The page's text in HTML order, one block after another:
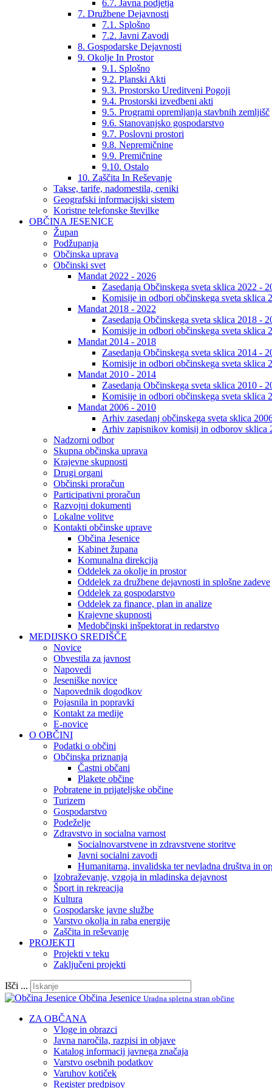
6.7. Javna podjetja
7. Družbene Dejavnosti
7.1. Splošno
7.2. Javni Zavodi
8. Gospodarske Dejavnosti
9. Okolje In Prostor
9.1. Splošno
9.2. Planski Akti
9.3. Prostorsko Ureditveni Pogoji
9.4. Prostorski izvedbeni akti
9.5. Programi opremljanja stavbnih zemljišč
9.6. Stanovanjsko gospodarstvo
9.7. Poslovni prostori
9.8. Nepremičnine
9.9. Premičnine
9.10. Ostalo
10. Zaščita In Reševanje
Takse, tarife, nadomestila, ceniki
Geografski informacijski sistem
Koristne telefonske številke
OBČINA JESENICE
Župan
Podžupanja
Občinska uprava
Občinski svet
Mandat 2022 - 2026
Zasedanja Občinskega sveta sklica 2022 -
Komisije in odbori občinskega sveta sklica
Mandat 2018 - 2022
Zasedanja Občinskega sveta sklica 2018 -
Komisije in odbori občinskega sveta sklica
Mandat 2014 - 2018
Zasedanja Občinskega sveta sklica 2014 -
Komisije in odbori občinskega sveta sklica
Mandat 2010 - 2014
Zasedanja Občinskega sveta sklica 2010 -
Komisije in odbori občinskega sveta sklica
Mandat 2006 - 2010
Arhiv zasedanj občinskega sveta sklica
Arhiv zapisnikov komisij in odborov sklica
Nadzorni odbor
Skupna občinska uprava
Krajevne skupnosti
Drugi organi
Občinski proračun
Participativni proračun
Razvojni dokumenti
Lokalne volitve
Kontakti občinske uprave
Občina Jesenice
Kabinet župana
Komunalna direkcija
Oddelek za okolje in prostor
Oddelek za družbene dejavnosti in splošne zadeve
Oddelek za gospodarstvo
Oddelek za finance, plan in analize
Krajevne skupnosti
Medobčinski inšpektorat in redarstvo
MEDIJSKO SREDIŠČE
Novice
Obvestila za javnost
Napovedi
Jeseniške novice
Napovednik dogodkov
Pojasnila in popravki
Kontakt za medije
E-novice
O OBČINI
Podatki o občini
Občinska priznanja
Častni občani
Plakete občine
Pobratene in prijateljske občine
Turizem
Gospodarstvo
Podeželje
Zdravstvo in socialna varnost
Socialnovarstvene in zdravstvene storitve
Javni socialni zavodi
Humanitarna, invalidska ter nevladna društva in
Izobraževanje, vzgoja in mladinska dejavnost
Šport in rekreacija
Kultura
Gospodarske javne službe
Varstvo okolja in raba energije
Zaščita in reševanje
PROJEKTI
Projekti v teku
Zaključeni projekti
Išči ...
Občina Jesenice Uradna spletna stran občine
ZA OBČANA
Vloge in obrazci
Javna naročila, razpisi in objave
Katalog informacij javnega značaja
Varstvo osebnih podatkov
Varuhov kotiček
Register predpisov